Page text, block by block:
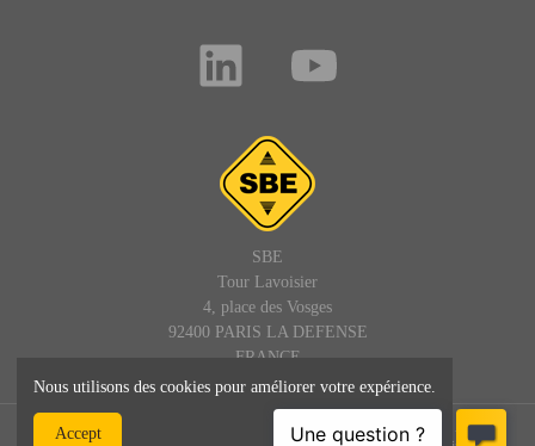
SBE
Tour Lavoisier
4, place des Vosges
92400 PARIS LA DEFENSE
FRANCE
© SBE - 1992 - 2025 – Tous droits réservés : site, textes et images -
Nous utilisons des cookies pour améliorer votre expérience.
Accept